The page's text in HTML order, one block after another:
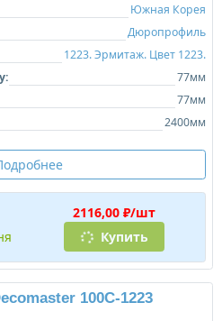
Южная Корея
Дюропрофиль
1223. Эрмитаж. Цвет 1223.
77мм
77мм
2400мм
2116,00 ₽/шт
Купить
100C-1223